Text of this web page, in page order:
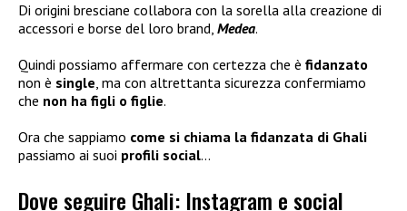
Di origini bresciane collabora con la sorella alla creazione di
accessori e borse del loro brand, Medea.
Quindi possiamo affermare con certezza che è fidanzato
non è single, ma con altrettanta sicurezza confermiamo
che non ha figli o figlie.
Ora che sappiamo come si chiama la fidanzata di Ghali
passiamo ai suoi profili social…
Dove seguire Ghali: Instagram e social